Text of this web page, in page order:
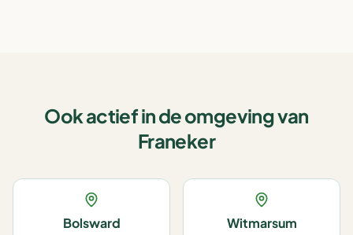
Ook actief in de omgeving van
Franeker
Bolsward Witmarsum